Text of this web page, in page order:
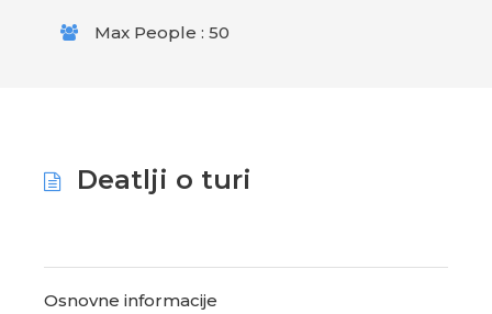
Max People : 50
Deatlji o turi
Osnovne informacije